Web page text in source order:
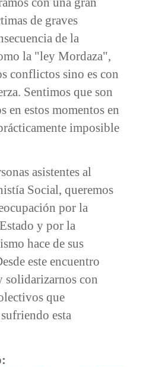
de graves
de la
la "ley Mordaza",
conflictos sino es con
Sentimos que son
en estos momentos en
imposible
asistentes al
Social, queremos
por la
y por la
hace de sus
este encuentro
solidarizarnos con
que
esta